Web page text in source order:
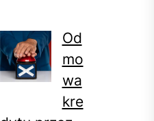
Od
mo
wa
kre